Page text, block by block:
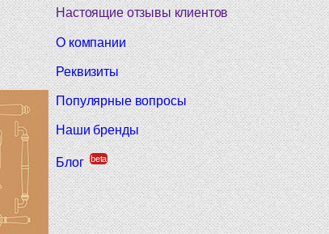
Настоящие отзывы клиентов
О компании
Реквизиты
Популярные вопросы
Наши бренды
Блог beta